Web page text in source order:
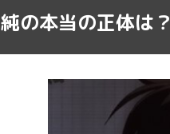
の本当の正体は？